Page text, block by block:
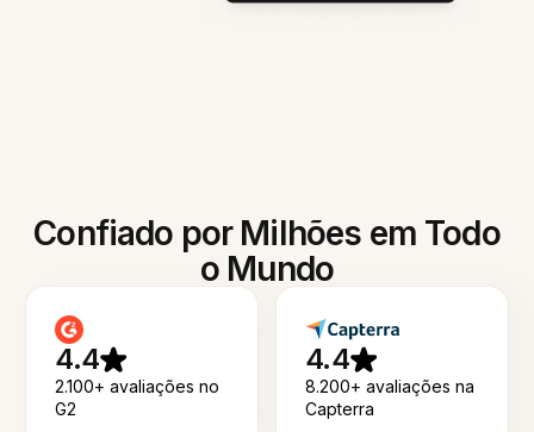
Confiado por Milhões em Todo
o Mundo
4.4
2.100+ avaliações no
G2
4.4
8.200+ avaliações na
Capterra